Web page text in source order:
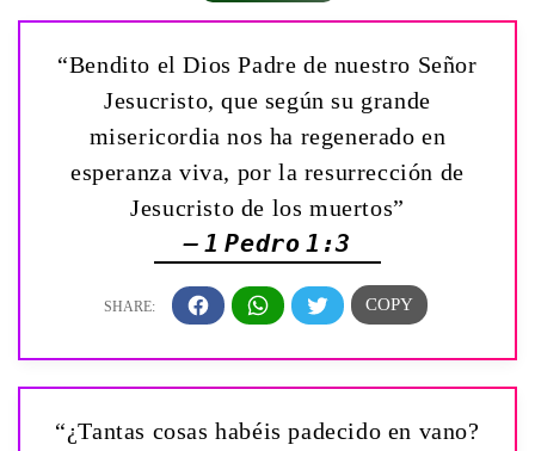
“Bendito el Dios Padre de nuestro Señor
Jesucristo, que según su grande
misericordia nos ha regenerado en
esperanza viva, por la resurrección de
Jesucristo de los muertos”
— 1 Pedro 1:3
“¿Tantas cosas habéis padecido en vano?